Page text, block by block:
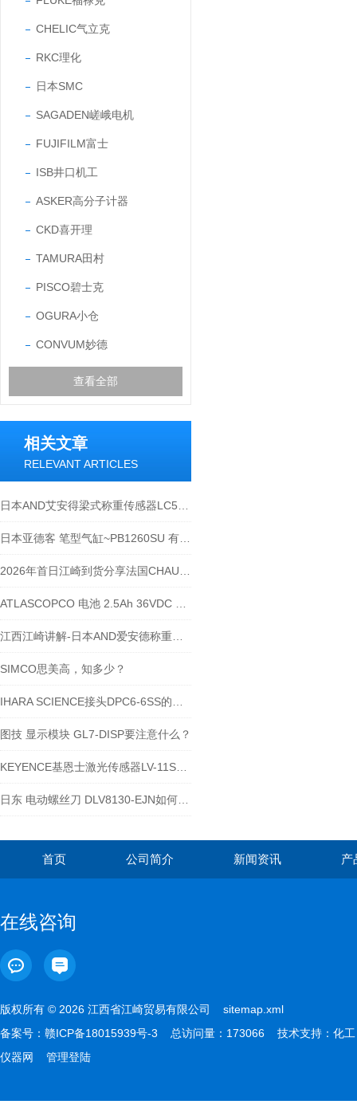
CHELIC气立克
RKC理化
日本SMC
SAGADEN嵯峨电机
FUJIFILM富士
ISB井口机工
ASKER高分子计器
CKD喜开理
TAMURA田村
PISCO碧士克
OGURA小仓
CONVUM妙德
查看全部
相关文章
RELEVANT ARTICLES
SIMCO思美高，知多少？
图技 显示模块 GL7-DISP要注意什么？
首页 公司简介 新闻资讯 产
在线咨询
版权所有 © 2026 江西省江崎贸易有限公司 sitemap.xml
备案号： 赣ICP备18015939号-3 总访问量：173066 技术支持： 化工
仪器网
管理登陆